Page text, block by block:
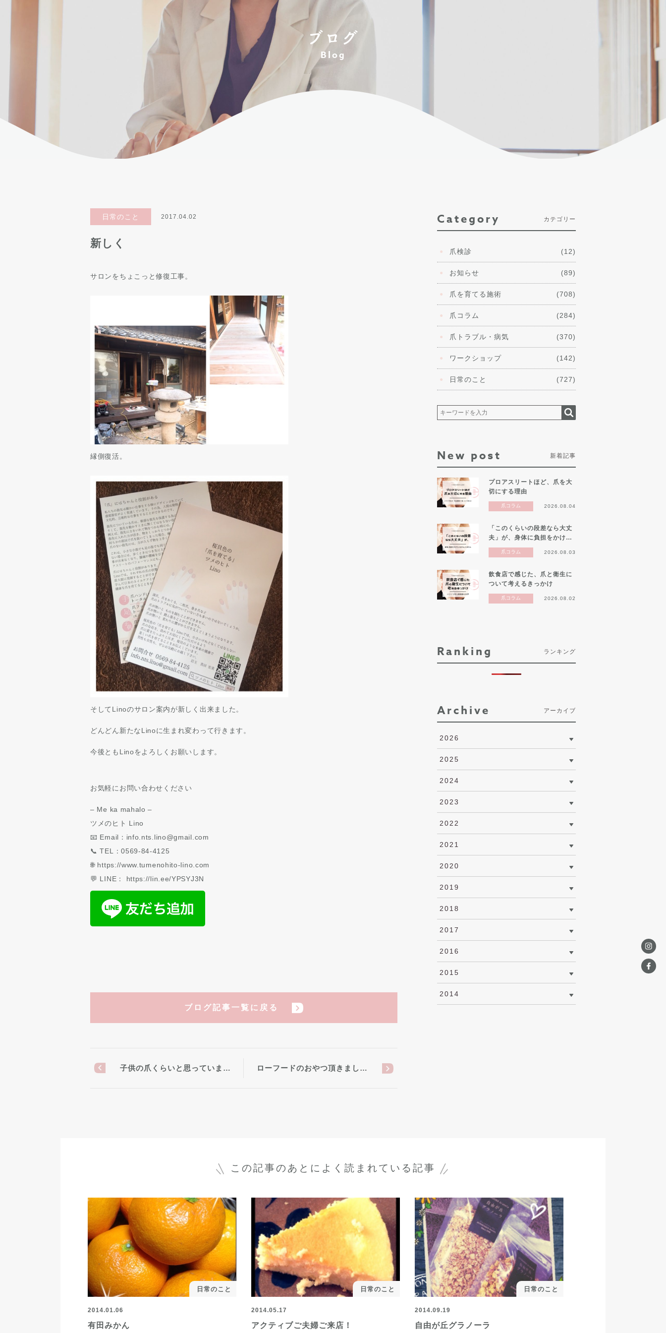
ブログ
Blog
日常のこと 2017.04.02
新しく
サロンをちょこっと修復工事。
縁側復活。
そしてLinoのサロン案内が新しく出来ました。
どんどん新たなLinoに生まれ変わって行きます。
今後ともLinoをよろしくお願いします。
お気軽にお問い合わせください
– Me ka mahalo –
ツメのヒト Lino
📧 Email：info.nts.lino@gmail.com
📞 TEL：0569-84-4125
🌐 https://www.tumenohito-lino.com
💬 LINE： https://lin.ee/YPSYJ3N
ブログ記事一覧に戻る
子供の爪くらいと思っていま… ローフードのおやつ頂きまし…
Category カテゴリー
爪検診 (12)
お知らせ (89)
爪を育てる施術 (708)
爪コラム (284)
爪トラブル・病気 (370)
ワークショップ (142)
日常のこと (727)
New post 新着記事
プロアスリートほど、爪を大
切にする理由
爪コラム 2026.08.04
「このくらいの段差なら大丈
夫」が、身体に負担をかけ…
爪コラム 2026.08.03
飲食店で感じた、爪と衛生に
ついて考えるきっかけ
爪コラム 2026.08.02
Ranking ランキング
Archive アーカイブ
2026
2025
2024
2023
2022
2021
2020
2019
2018
2017
2016
2015
2014
この記事のあとに よく読まれている記事
日常のこと
2014.01.06
有田みかん
日常のこと
2014.05.17
アクティブご夫婦ご来店！
日常のこと
2014.09.19
自由が丘グラノーラ